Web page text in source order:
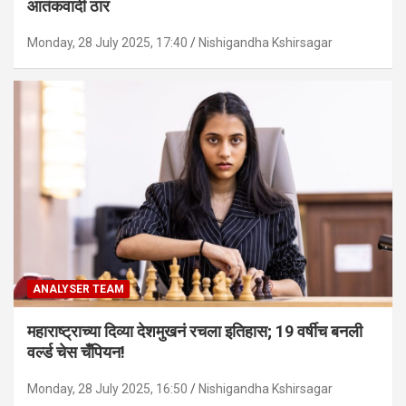
आतंकवादी ठार
Monday, 28 July 2025, 17:40 Nishigandha Kshirsagar
ANALYSER TEAM
महाराष्ट्राच्या दिव्या देशमुखनं रचला इतिहास; 19 वर्षीच बनली
वर्ल्ड चेस चँपियन!
Monday, 28 July 2025, 16:50 Nishigandha Kshirsagar